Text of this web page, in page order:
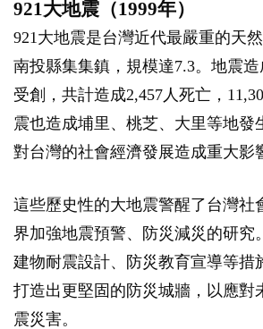
921大地震（1999年）
921大地震是台灣近代最嚴重的天
南投縣集集鎮，規模達7.3。地震
受創，共計造成2,457人死亡，
震也造成埔里、桃芝、大里等地發
對台灣的社會經濟發展造成重大影
這些歷史性的大地震警醒了台灣社
界加強地震預警、防災減災的研究
建物耐震設計、防災教育宣導等措
打造出更堅固的防災城牆，以應對
震災害。